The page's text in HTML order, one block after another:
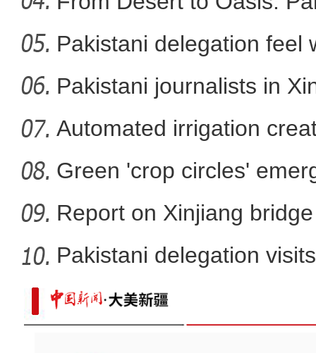
在舞台乘风破浪的维妮娜，说
已经一人多高了！让袁隆平“挠头”的
黑麦实现袁老师的“
Pakistani delegation feel
developm
Pakistani journalists in
Automated irrigation
Green 'crop circles'
Report on Xinjiang
sa
Pakistani delegation